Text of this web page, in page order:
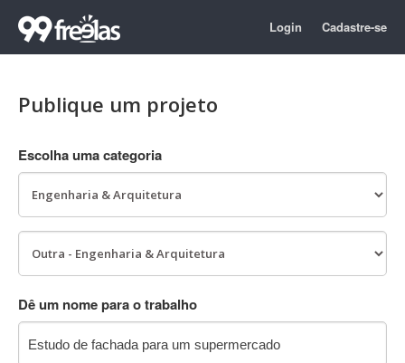
Login Cadastre-se
Publique um projeto
Escolha uma categoria
Dê um nome para o trabalho